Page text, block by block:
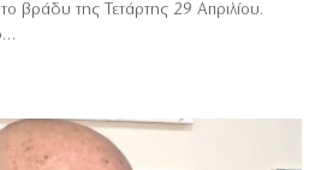
βράδυ της Τετάρτης 29 Απριλίου.